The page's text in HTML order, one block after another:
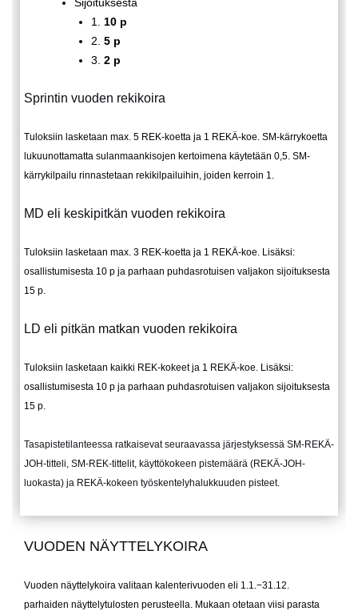
1. 10 p
2. 5 p
3. 2 p
Sprintin vuoden rekikoira
Tuloksiin lasketaan max. 5 REK-koetta ja 1 REKÄ-koe. SM-kärrykoetta
lukuunottamatta sulanmaankisojen kertoimena käytetään 0,5. SM-
kärrykilpailu rinnastetaan rekikilpailuihin, joiden kerroin 1.
MD eli keskipitkän vuoden rekikoira
Tuloksiin lasketaan max. 3 REK-koetta ja 1 REKÄ-koe. Lisäksi:
osallistumisesta 10 p ja parhaan puhdasrotuisen valjakon sijoituksesta
15 p.
LD eli pitkän matkan vuoden rekikoira
Tuloksiin lasketaan kaikki REK-kokeet ja 1 REKÄ-koe. Lisäksi:
osallistumisesta 10 p ja parhaan puhdasrotuisen valjakon sijoituksesta
15 p.
Tasapistetilanteessa ratkaisevat seuraavassa järjestyksessä SM-REKÄ-
JOH-titteli, SM-REK-tittelit, käyttökokeen pistemäärä (REKÄ-JOH-
luokasta) ja REKÄ-kokeen työskentelyhalukkuuden pisteet.
VUODEN NÄYTTELYKOIRA
Vuoden näyttelykoira valitaan kalenterivuoden eli 1.1.−31.12.
parhaiden näyttelytulosten perusteella. Mukaan otetaan viisi parasta